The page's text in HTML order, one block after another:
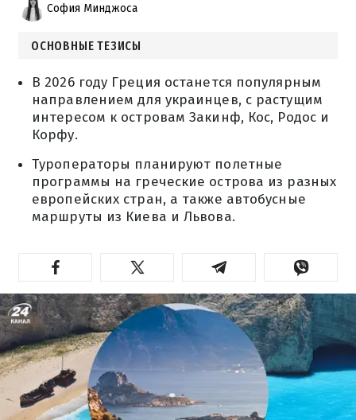
София Минджоса
ОСНОВНЫЕ ТЕЗИСЫ
В 2026 году Греция останется популярным
направлением для украинцев, с растущим
интересом к островам Закинф, Кос, Родос и
Корфу.
Туроператоры планируют полетные
программы на греческие острова из разных
европейских стран, а также автобусные
маршруты из Киева и Львова.